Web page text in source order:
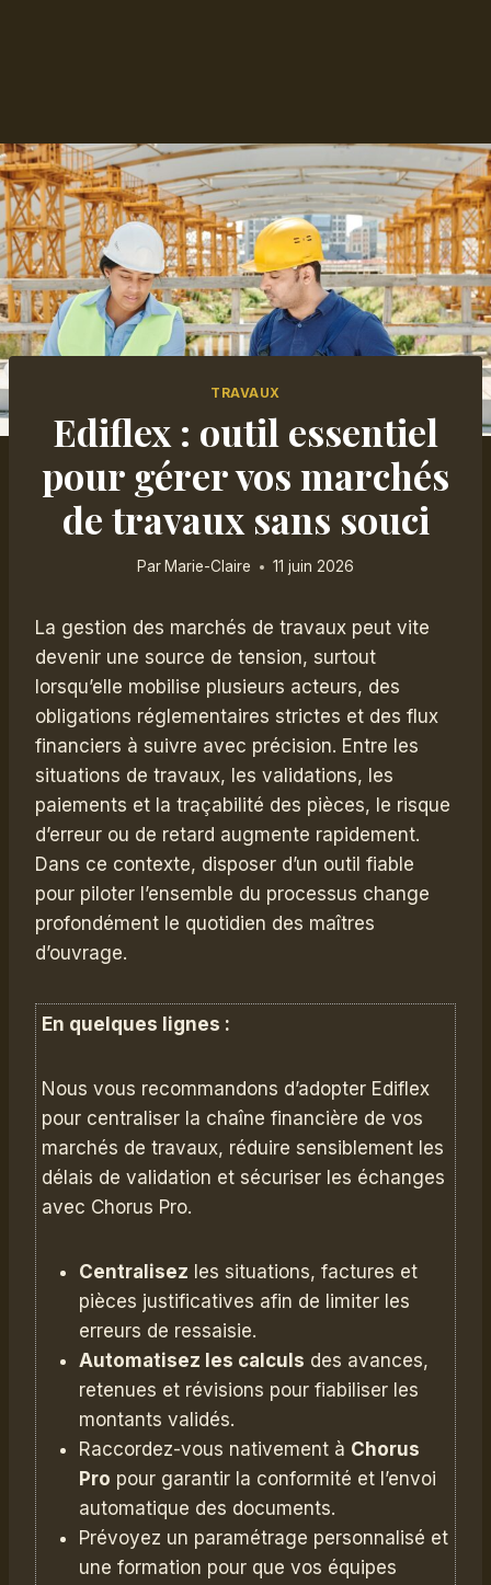
TRAVAUX
Ediflex : outil essentiel
pour gérer vos marchés
de travaux sans souci
Par Marie-Claire 11 juin 2026
La gestion des marchés de travaux peut vite
devenir une source de tension, surtout
lorsqu’elle mobilise plusieurs acteurs, des
obligations réglementaires strictes et des flux
financiers à suivre avec précision. Entre les
situations de travaux, les validations, les
paiements et la traçabilité des pièces, le risque
d’erreur ou de retard augmente rapidement.
Dans ce contexte, disposer d’un outil fiable
pour piloter l’ensemble du processus change
profondément le quotidien des maîtres
d’ouvrage.
En quelques lignes :
Nous vous recommandons d’adopter Ediflex
pour centraliser la chaîne financière de vos
marchés de travaux, réduire sensiblement les
délais de validation et sécuriser les échanges
avec Chorus Pro.
Centralisez les situations, factures et
pièces justificatives afin de limiter les
erreurs de ressaisie.
Automatisez les calculs des avances,
retenues et révisions pour fiabiliser les
montants validés.
Raccordez-vous nativement à Chorus
Pro pour garantir la conformité et l’envoi
automatique des documents.
Prévoyez un paramétrage personnalisé et
une formation pour que vos équipes